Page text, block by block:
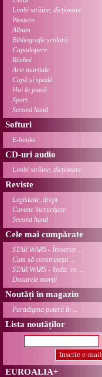
Limbi străine, dicționare
Western
Album
Bibliografie școlară
Capodopere
Război
Arte marțiale
Capă și spadă
Hai la joacă
Sport
Second hand
Softuri
E-books
CD-uri audio
Limbi străine, dicționare
Reviste
Legislație, drept
Cuvinte încrucișate
Second hand
Cele mai cumpărate
STAR WARS - Întoarce ...
Cum să construiești ...
STAR WARS - Yoda: re ...
Dosarele morții
Noutăți în magazin
Paradigma puterii în ...
Lista noutăților
EUROALIA+